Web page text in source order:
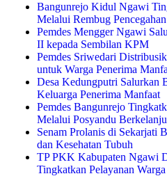
Bangunrejo Kidul Ngawi
Melalui Rembug
Pemdes Mengger Ngawi
II kepada Sembilan KPM
Pemdes Sriwedari
untuk Warga Penerima
Desa Kedungputri Salurkan
Keluarga Penerima Manfaat
Pemdes Bangunrejo
Melalui Posyandu
Senam Prolanis di Sekarjati
dan Kesehatan Tubuh
TP PKK Kabupaten Ngawi
Tingkatkan Pelayanan Warga